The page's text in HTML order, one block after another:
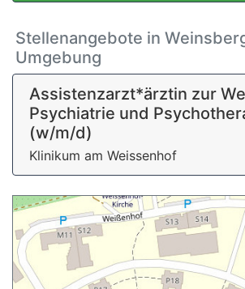
Stellenangebote in
Umgebung
Assistenzarzt*ärztin zur
Psychiatrie und
(w/m/d)
Klinikum am Weissenhof